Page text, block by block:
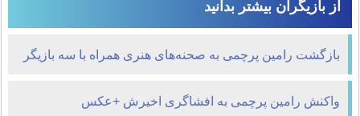
از بازیگران بیشتر بدانید
بازگشت رامین پرچمی به صحنه‌های هنری همراه با سه بازیگر
واکنش رامین پرچمی به افشاگری اخیرش +عکس